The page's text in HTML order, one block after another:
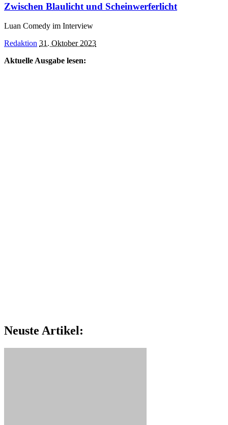
Zwischen Blaulicht und Scheinwerferlicht
Luan Comedy im Interview
Posted
Redaktion 31. Oktober 2023
Aktuelle Ausgabe lesen:
Neuste Artikel: